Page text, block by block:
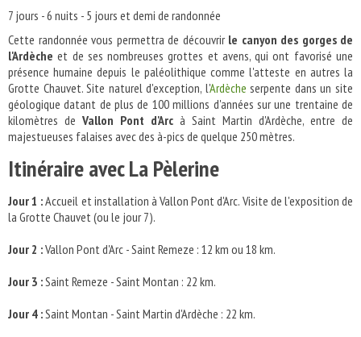
7 jours - 6 nuits - 5 jours et demi de randonnée
Cette randonnée vous permettra de découvrir le canyon des gorges de
l'Ardèche et de ses nombreuses grottes et avens, qui ont favorisé une
présence humaine depuis le paléolithique comme l'atteste en autres la
Grotte Chauvet. Site naturel d'exception, l'Ardèche serpente dans un site
géologique datant de plus de 100 millions d'années sur une trentaine de
kilomètres de Vallon Pont d'Arc à Saint Martin d'Ardèche, entre de
majestueuses falaises avec des à-pics de quelque 250 mètres.
Itinéraire avec La Pèlerine
Jour 1 :Accueil et installation à Vallon Pont d'Arc. Visite de l'exposition de
la Grotte Chauvet (ou le jour 7).
Jour 2 :Vallon Pont d'Arc - Saint Remeze : 12 km ou 18 km.
Jour 3 :Saint Remeze - Saint Montan : 22 km.
Jour 4 :Saint Montan - Saint Martin d'Ardèche : 22 km.